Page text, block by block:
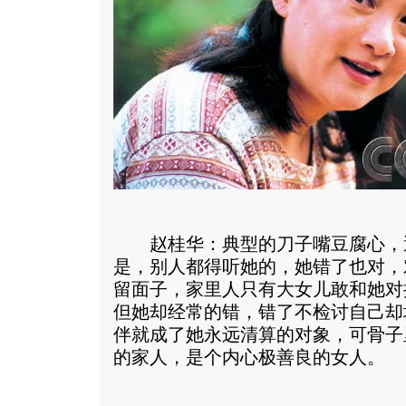
赵桂华：典型的刀子嘴豆腐心，
是，别人都得听她的，她错了也对
留面子，家里人只有大女儿敢和她
但她却经常的错，错了不检讨自己
伴就成了她永远清算的对象，可骨
的家人，是个内心极善良的女人。